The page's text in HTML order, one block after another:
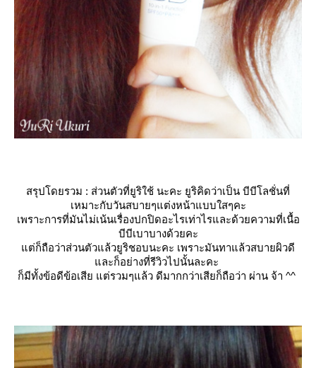
สรุปโดยรวม : ส่วนตัวที่ยูริใช้ นะคะ ยูริคิดว่าเป็น บีบีโลชั่นที่
เหมาะกับวันสบายๆแต่งหน้าแบบใสๆคะ
เพราะการที่มันไม่เน้นเรื่องปกปิดอะไรเท่าไรและด้วยความที่เนื้อ
บีบีเบาบางด้วยคะ
ต่ก็ถือว่าส่วนตัวแล้วยูริชอบนะคะ เพราะมันทาแล้วสบายผิวดี
ละก็อย่างที่รีวิวไปนั้นละคะ
ก็มีทั้งข้อดีข้อเสีย แต่รวมๆแล้ว ดีมากกว่าเสียก็ถือว่า ผ่าน จ้า ^^